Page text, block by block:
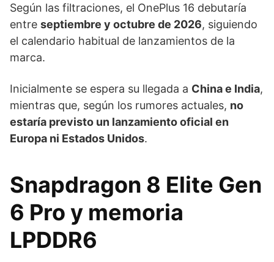
Según las filtraciones, el OnePlus 16 debutaría
entre septiembre y octubre de 2026, siguiendo
el calendario habitual de lanzamientos de la
marca.
Inicialmente se espera su llegada a China e India,
mientras que, según los rumores actuales, no
estaría previsto un lanzamiento oficial en
Europa ni Estados Unidos.
Snapdragon 8 Elite Gen
6 Pro y memoria
LPDDR6